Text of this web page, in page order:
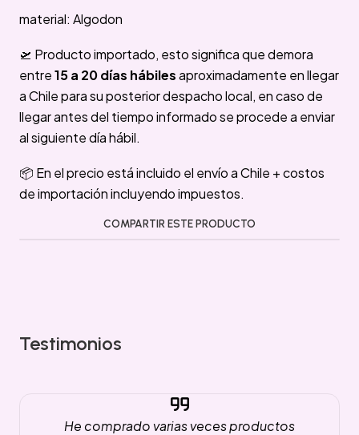
material: Algodon
🛫 Producto importado, esto significa que demora
entre15 a 20 días hábilesaproximadamente en llegar
a Chile para su posterior despacho local, en caso de
llegar antes del tiempo informado se procede a enviar
al siguiente día hábil.
📦 En el precio está incluido el envío a Chile + costos
de importación incluyendo impuestos.
COMPARTIR ESTE PRODUCTO
Testimonios
He comprado varias veces productos